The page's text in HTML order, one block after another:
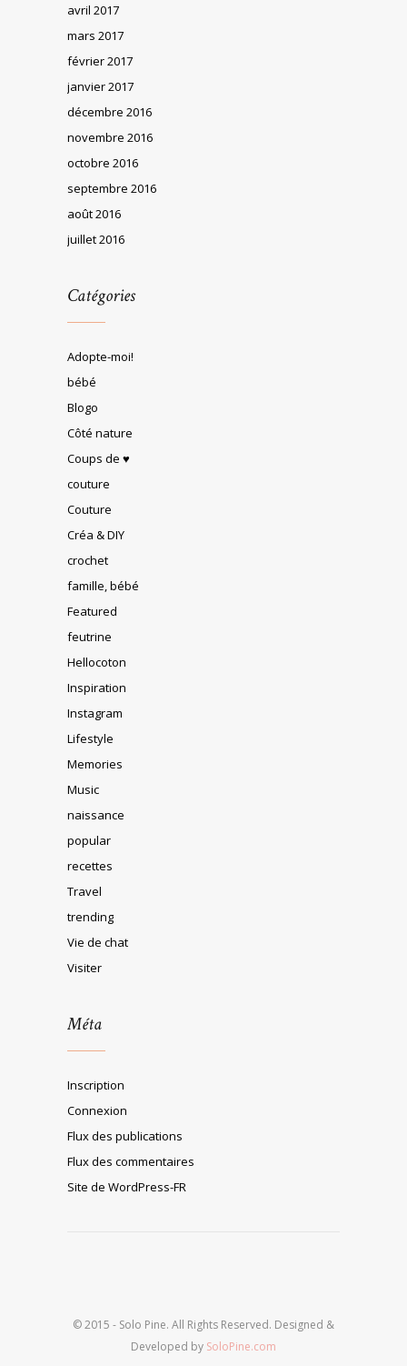
avril 2017
mars 2017
février 2017
janvier 2017
décembre 2016
novembre 2016
octobre 2016
septembre 2016
août 2016
juillet 2016
Catégories
Adopte-moi!
bébé
Blogo
Côté nature
Coups de ♥
couture
Couture
Créa & DIY
crochet
famille, bébé
Featured
feutrine
Hellocoton
Inspiration
Instagram
Lifestyle
Memories
Music
naissance
popular
recettes
Travel
trending
Vie de chat
Visiter
Méta
Inscription
Connexion
Flux des publications
Flux des commentaires
Site de WordPress-FR
© 2015 - Solo Pine. All Rights Reserved. Designed &
Developed by SoloPine.com